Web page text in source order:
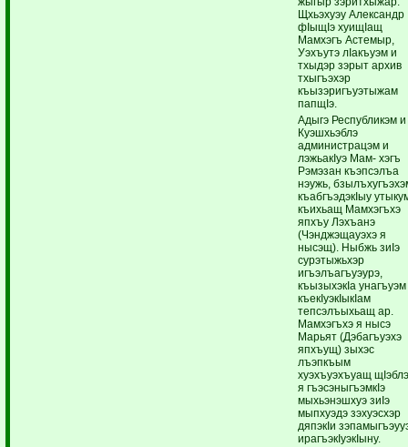
Щхьэхуэу Александр
фIыщIэ хуищIащ
Мамхэгъ Астемыр,
Уэхъутэ лIакъуэм и
тхыдэр зэрыт архив
тхыгъэхэр
къызэригъуэтыжам
папщIэ.
Адыгэ Республикэм и
Куэшхьэблэ
администрацэм и
лэжьакIуэ Мам- хэгъ
Рэмэзан къэпсэлъа
нэужь,
къабгъэдэкIыу
къихьащ Мамхэгъхэ
япхъу Лэхъанэ
(Чэнджэщауэхэ я
нысэщ). Ныбжь зиIэ
сурэтыжьхэр
игъэлъагъуэурэ,
къызыхэкIа
къекIуэкIыкIам
тепсэлъыхьащ ар.
Мамхэгъхэ я нысэ
Марьят (Дэбагъуэхэ
япхъущ) зыхэс
лъэпкъым
хуэхъуэхъуащ
я гъэсэныгъэмкIэ
мыхьэнэшхуэ зиIэ
мыпхуэдэ зэхуэсхэр
дяпэкIи
ирагъэкIуэкIыну.